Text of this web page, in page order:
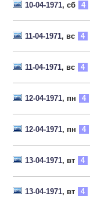
10-04-1971, сб 4
11-04-1971, вс 4
11-04-1971, вс 4
12-04-1971, пн 4
12-04-1971, пн 4
13-04-1971, вт 4
13-04-1971, вт 4